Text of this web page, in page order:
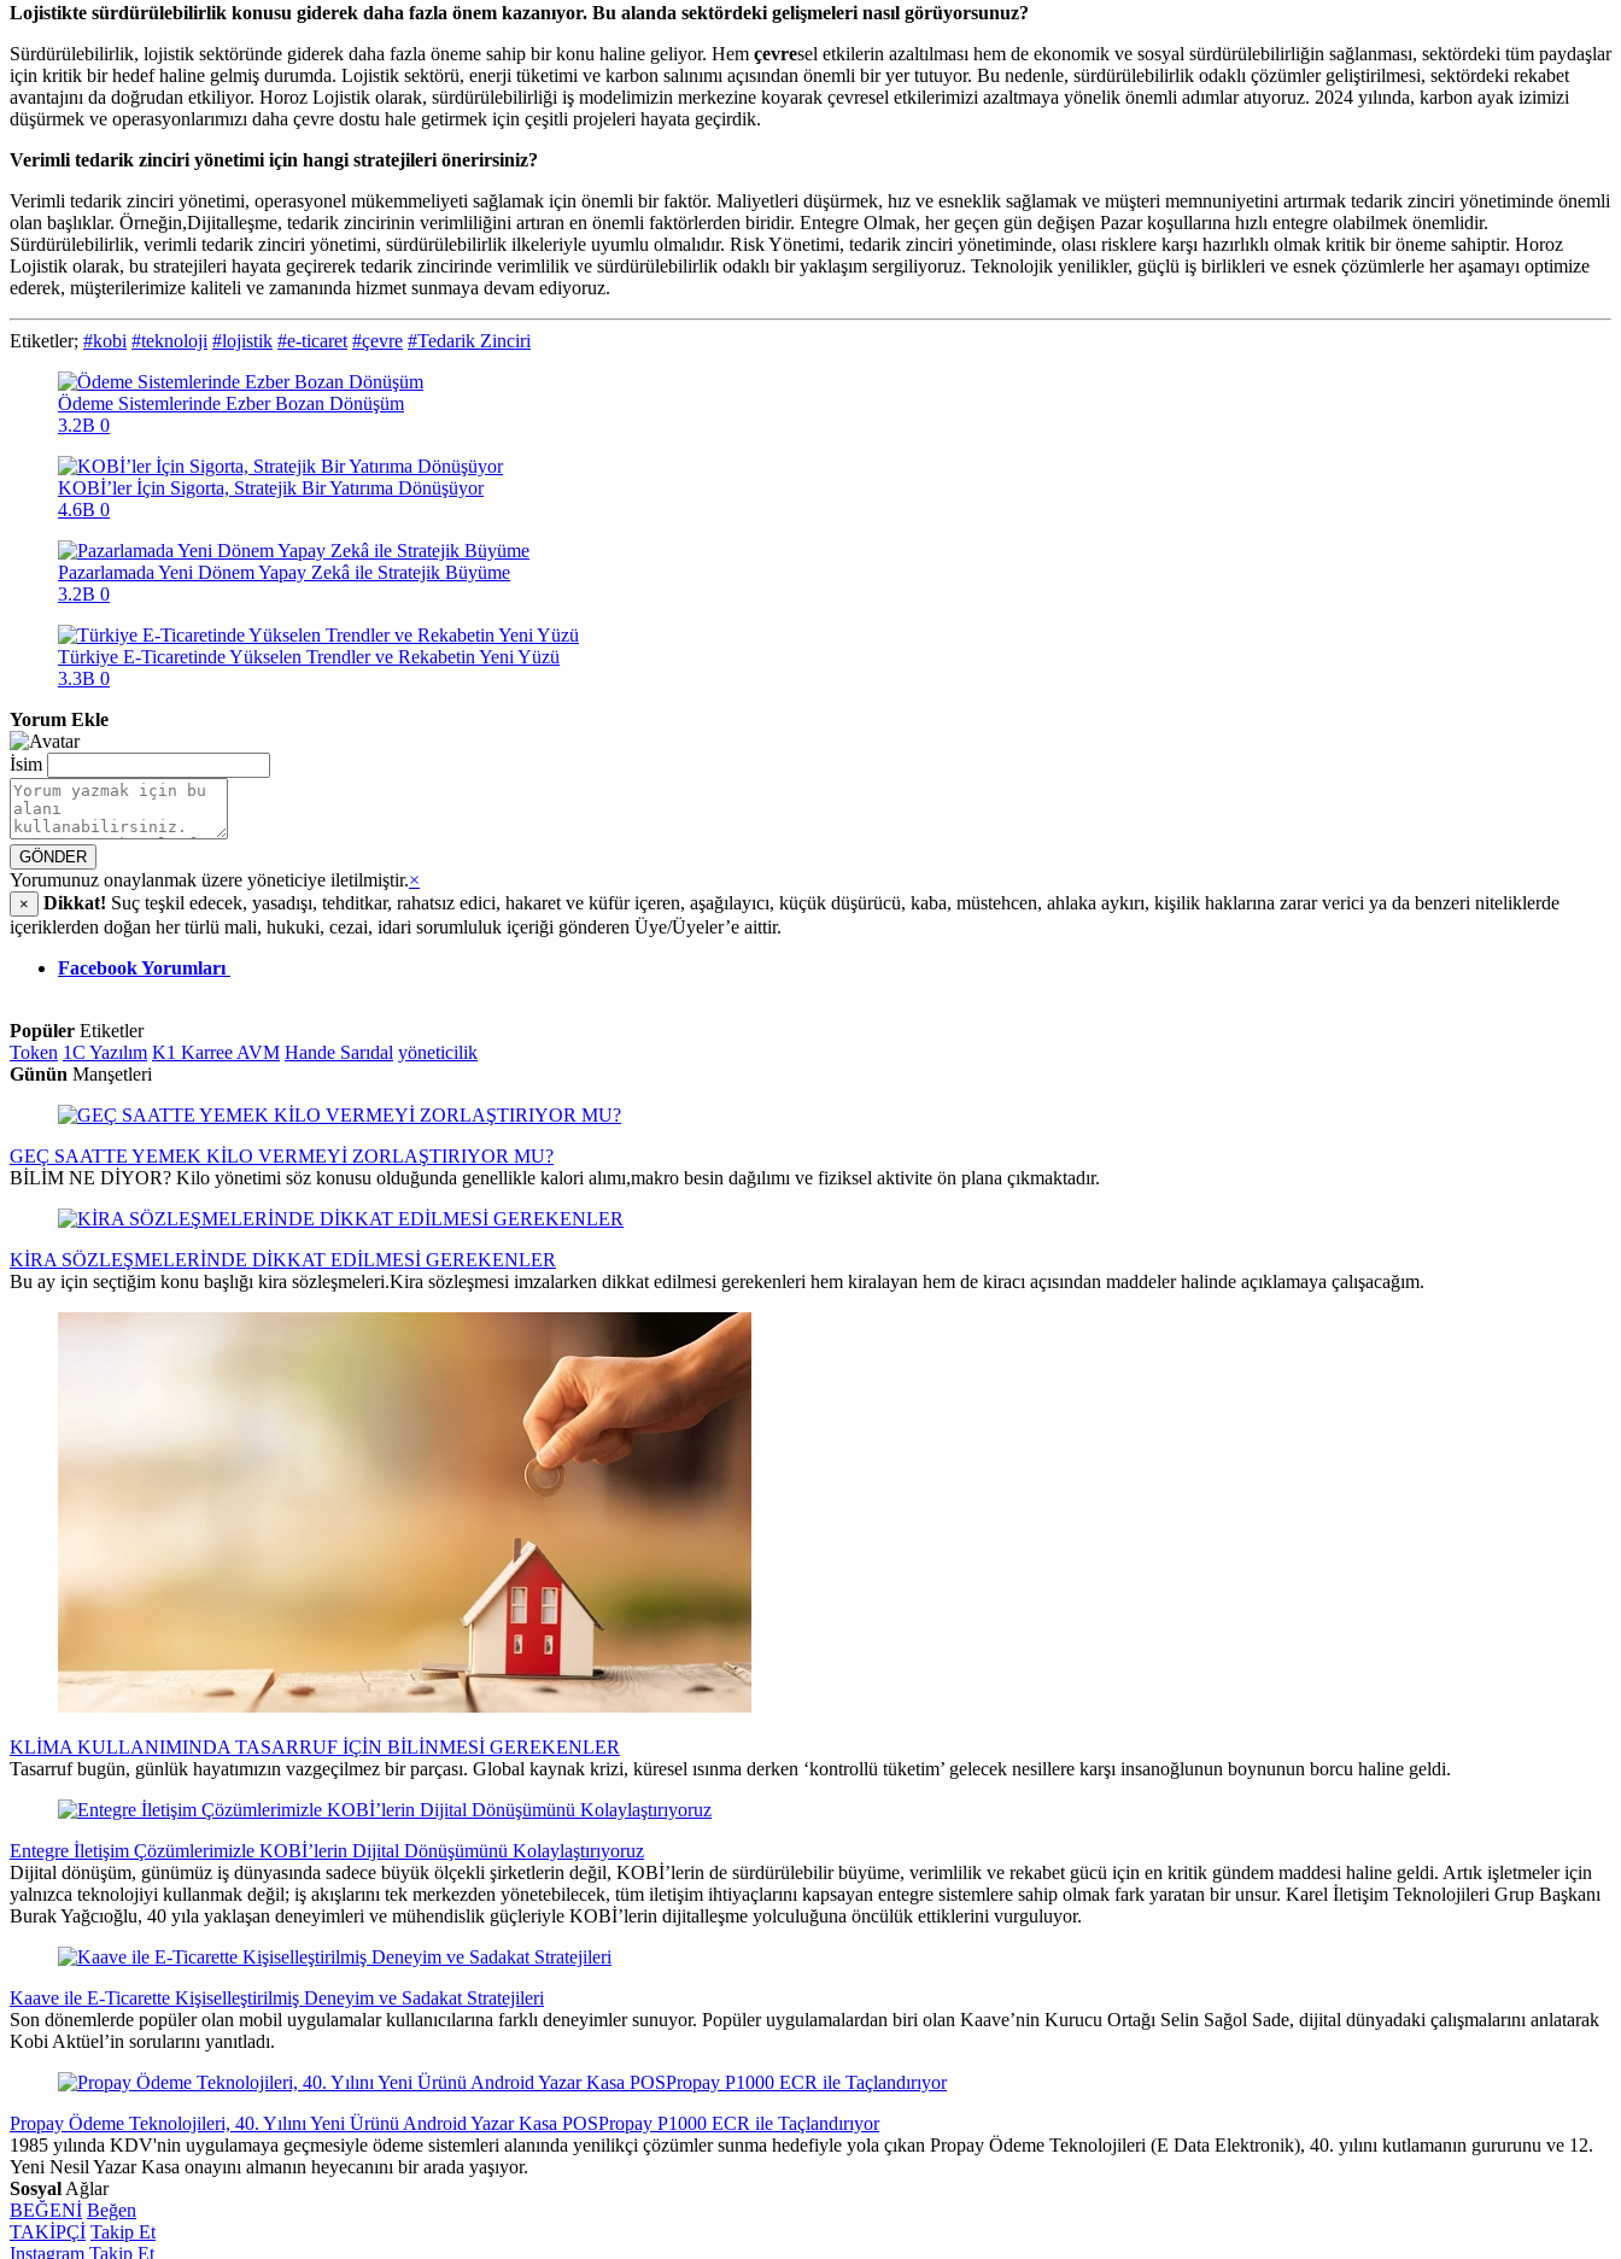
Lojistikte sürdürülebilirlik konusu giderek daha fazla önem kazanıyor. Bu alanda sektördeki gelişmeleri nasıl görüyorsunuz?
Sürdürülebilirlik, lojistik sektöründe giderek daha fazla öneme sahip bir konu haline geliyor. Hem çevresel etkilerin azaltılması hem de ekonomik ve sosyal sürdürülebilirliğin sağlanması, sektördeki tüm paydaşlar
için kritik bir hedef haline gelmiş durumda. Lojistik sektörü, enerji tüketimi ve karbon salınımı açısından önemli bir yer tutuyor. Bu nedenle, sürdürülebilirlik odaklı çözümler geliştirilmesi, sektördeki rekabet
avantajını da doğrudan etkiliyor. Horoz Lojistik olarak, sürdürülebilirliği iş modelimizin merkezine koyarak çevresel etkilerimizi azaltmaya yönelik önemli adımlar atıyoruz. 2024 yılında, karbon ayak izimizi
düşürmek ve operasyonlarımızı daha çevre dostu hale getirmek için çeşitli projeleri hayata geçirdik.
Verimli tedarik zinciri yönetimi için hangi stratejileri önerirsiniz?
Verimli tedarik zinciri yönetimi, operasyonel mükemmeliyeti sağlamak için önemli bir faktör. Maliyetleri düşürmek, hız ve esneklik sağlamak ve müşteri memnuniyetini artırmak tedarik zinciri yönetiminde önemli
olan başlıklar. Örneğin,Dijitalleşme, tedarik zincirinin verimliliğini artıran en önemli faktörlerden biridir. Entegre Olmak, her geçen gün değişen Pazar koşullarına hızlı entegre olabilmek önemlidir.
Sürdürülebilirlik, verimli tedarik zinciri yönetimi, sürdürülebilirlik ilkeleriyle uyumlu olmalıdır. Risk Yönetimi, tedarik zinciri yönetiminde, olası risklere karşı hazırlıklı olmak kritik bir öneme sahiptir. Horoz
Lojistik olarak, bu stratejileri hayata geçirerek tedarik zincirinde verimlilik ve sürdürülebilirlik odaklı bir yaklaşım sergiliyoruz. Teknolojik yenilikler, güçlü iş birlikleri ve esnek çözümlerle her aşamayı optimize
ederek, müşterilerimize kaliteli ve zamanında hizmet sunmaya devam ediyoruz.
Etiketler; #kobi #teknoloji #lojistik #e-ticaret #çevre #Tedarik Zinciri
Ödeme Sistemlerinde Ezber Bozan Dönüşüm
3.2B 0
KOBİ’ler İçin Sigorta, Stratejik Bir Yatırıma Dönüşüyor
4.6B 0
Pazarlamada Yeni Dönem Yapay Zekâ ile Stratejik Büyüme
3.2B 0
Türkiye E-Ticaretinde Yükselen Trendler ve Rekabetin Yeni Yüzü
3.3B 0
Yorum Ekle
İsim
GÖNDER
Yorumunuz onaylanmak üzere yöneticiye iletilmiştir.×
× Dikkat! Suç teşkil edecek, yasadışı, tehditkar, rahatsız edici, hakaret ve küfür içeren, aşağılayıcı, küçük düşürücü, kaba, müstehcen, ahlaka aykırı, kişilik haklarına zarar verici ya da benzeri niteliklerde
içeriklerden doğan her türlü mali, hukuki, cezai, idari sorumluluk içeriği gönderen Üye/Üyeler’e aittir.
Facebook Yorumları
Popüler Etiketler
Token 1C Yazılım K1 Karree AVM Hande Sarıdal yöneticilik
Günün Manşetleri
GEÇ SAATTE YEMEK KİLO VERMEYİ ZORLAŞTIRIYOR MU?
BİLİM NE DİYOR? Kilo yönetimi söz konusu olduğunda genellikle kalori alımı,makro besin dağılımı ve fiziksel aktivite ön plana çıkmaktadır.
KİRA SÖZLEŞMELERİNDE DİKKAT EDİLMESİ GEREKENLER
Bu ay için seçtiğim konu başlığı kira sözleşmeleri.Kira sözleşmesi imzalarken dikkat edilmesi gerekenleri hem kiralayan hem de kiracı açısından maddeler halinde açıklamaya çalışacağım.
KLİMA KULLANIMINDA TASARRUF İÇİN BİLİNMESİ GEREKENLER
Tasarruf bugün, günlük hayatımızın vazgeçilmez bir parçası. Global kaynak krizi, küresel ısınma derken ‘kontrollü tüketim’ gelecek nesillere karşı insanoğlunun boynunun borcu haline geldi.
Entegre İletişim Çözümlerimizle KOBİ’lerin Dijital Dönüşümünü Kolaylaştırıyoruz
Dijital dönüşüm, günümüz iş dünyasında sadece büyük ölçekli şirketlerin değil, KOBİ’lerin de sürdürülebilir büyüme, verimlilik ve rekabet gücü için en kritik gündem maddesi haline geldi. Artık işletmeler için
yalnızca teknolojiyi kullanmak değil; iş akışlarını tek merkezden yönetebilecek, tüm iletişim ihtiyaçlarını kapsayan entegre sistemlere sahip olmak fark yaratan bir unsur. Karel İletişim Teknolojileri Grup Başkanı
Burak Yağcıoğlu, 40 yıla yaklaşan deneyimleri ve mühendislik güçleriyle KOBİ’lerin dijitalleşme yolculuğuna öncülük ettiklerini vurguluyor.
Kaave ile E-Ticarette Kişiselleştirilmiş Deneyim ve Sadakat Stratejileri
Son dönemlerde popüler olan mobil uygulamalar kullanıcılarına farklı deneyimler sunuyor. Popüler uygulamalardan biri olan Kaave’nin Kurucu Ortağı Selin Sağol Sade, dijital dünyadaki çalışmalarını anlatarak
Kobi Aktüel’in sorularını yanıtladı.
Propay Ödeme Teknolojileri, 40. Yılını Yeni Ürünü Android Yazar Kasa POSPropay P1000 ECR ile Taçlandırıyor
1985 yılında KDV'nin uygulamaya geçmesiyle ödeme sistemleri alanında yenilikçi çözümler sunma hedefiyle yola çıkan Propay Ödeme Teknolojileri (E Data Elektronik), 40. yılını kutlamanın gururunu ve 12.
Yeni Nesil Yazar Kasa onayını almanın heyecanını bir arada yaşıyor.
Sosyal Ağlar
BEĞENİ Beğen
TAKİPÇİ Takip Et
Instagram Takip Et